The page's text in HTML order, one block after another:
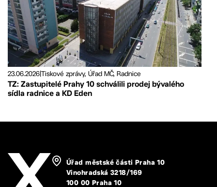
23.06.2026Tiskové zprávy, Úřad MČ, Radnice
TZ: Zastupitelé Prahy 10 schválili prodej bývalého
sídla radnice a KD Eden
Úřad městské části Praha 10
Vinohradská 3218/169
100 00 Praha 10